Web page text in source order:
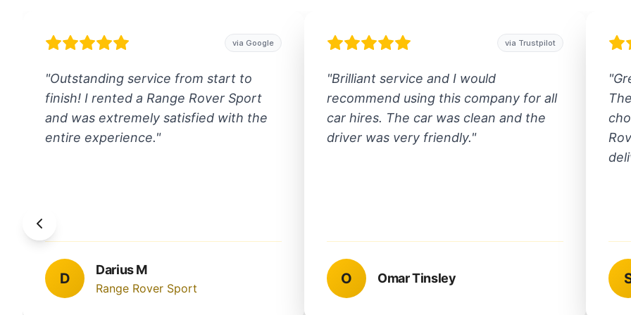
via Google
"Outstanding service from start to
finish! I rented a Range Rover Sport
and was extremely satisfied with the
entire experience."
D
Darius M
Range Rover Sport
via Trustpilot
"Brilliant service and I would
recommend using this company for all
car hires. The car was clean and the
driver was very friendly."
O Omar Tinsley
"